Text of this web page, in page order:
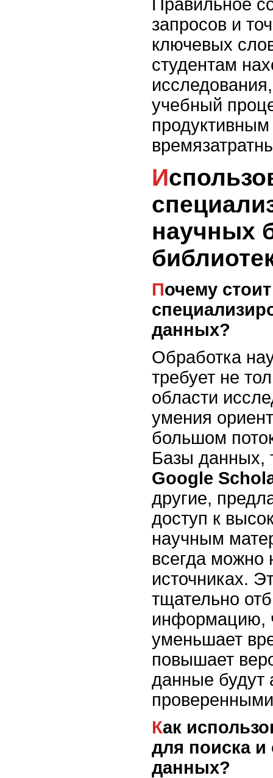
Правильное
запросов и
ключевых
студентам
учебный
Использование
научных
Почему стоит использовать
данных?
Обработка
требует не
области
умения
большом
Базы данных,
Google
другие,
доступ к
научным
всегда можно
источниках.
тщательно
информацию,
уменьшает
повышает
данные будут
Как использовать библиотеки
для поиска и
данных?